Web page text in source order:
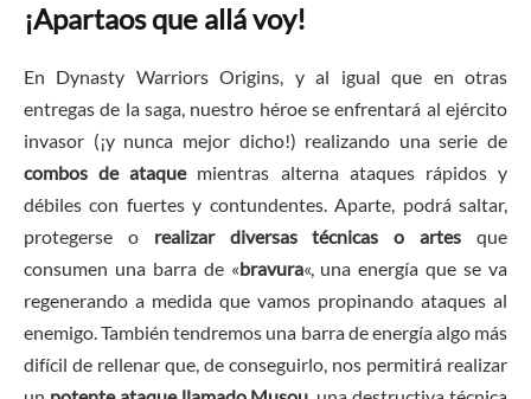
¡Apartaos que allá voy!
En Dynasty Warriors Origins, y al igual que en otras
entregas de la saga, nuestro héroe se enfrentará al ejército
invasor (¡y nunca mejor dicho!) realizando una serie de
combos de ataquemientras alterna ataques rápidos y
débiles con fuertes y contundentes. Aparte, podrá saltar,
protegerse o realizar diversas técnicas o artes que
consumen una barra de «bravura«, una energía que se va
regenerando a medida que vamos propinando ataques al
enemigo. También tendremos una barra de energía algo más
difícil de rellenar que, de conseguirlo, nos permitirá realizar